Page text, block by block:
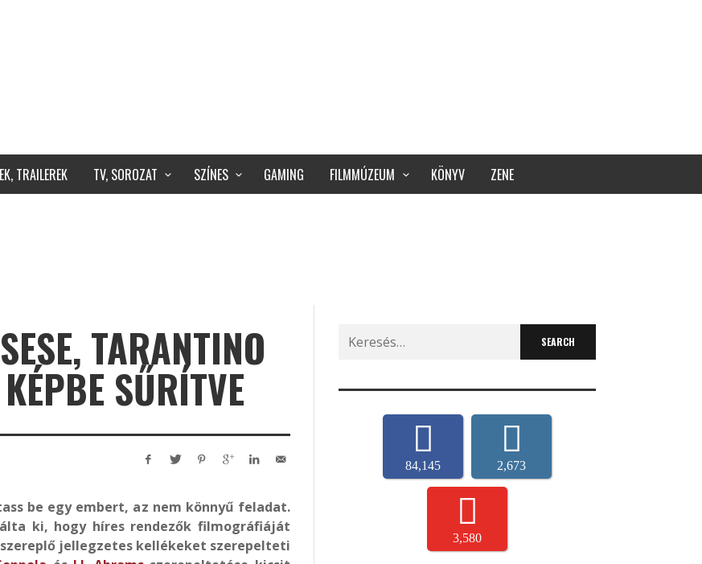
TRAILEREK TV, SOROZAT SZÍNES GAMING FILMMÚZEUM KÖNYV ZENE
TARANTINO
SŰRÍTVE
be egy embert, az nem könnyű feladat.
ki, hogy híres rendezők filmográfiáját
jellegzetes kellékeket szerepelteti
Search
for:
84,145 2,673
3,580